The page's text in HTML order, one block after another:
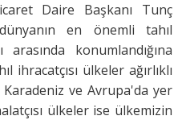
Daire Başkanı Tunç
en önemli tahıl
arasında konumlandığına
ihracatçısı ülkeler ağırlıklı
ve Avrupa'da yer
ülkeler ise ülkemizin